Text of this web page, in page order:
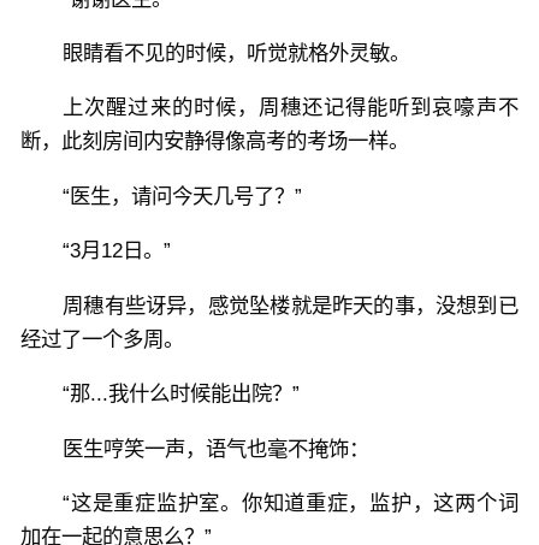
眼睛看不见的时候，听觉就格外灵敏。
上次醒过来的时候，周穗还记得能听到哀嚎声不
断，此刻房间内安静得像高考的考场一样。
“医生，请问今天几号了？”
“3月12日。”
周穗有些讶异，感觉坠楼就是昨天的事，没想到已
经过了一个多周。
“那...我什么时候能出院？”
医生哼笑一声，语气也毫不掩饰：
“这是重症监护室。你知道重症，监护，这两个词
加在一起的意思么？”